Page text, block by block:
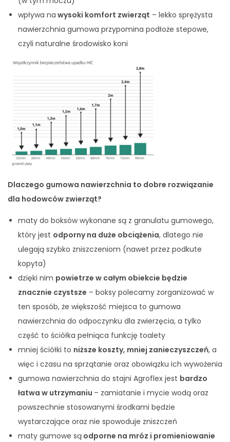
wpływa na wysoki komfort zwierząt – lekko sprężysta
nawierzchnia gumowa przypomina podłoże stepowe,
czyli naturalne środowisko koni
Dlaczego gumowa nawierzchnia to dobre rozwiązanie
dla hodowców zwierząt?
maty do boksów wykonane są z granulatu gumowego,
który jest odporny na duże obciążenia, dlatego nie
ulegają szybko zniszczeniom (nawet przez podkute
kopyta)
dzięki nim powietrze w całym obiekcie będzie
znacznie czystsze – boksy polecamy zorganizować w
ten sposób, że większość miejsca to gumowa
nawierzchnia do odpoczynku dla zwierzęcia, a tylko
część to ściółka pełniąca funkcję toalety
mniej ściółki to niższe koszty, mniej zanieczyszczeń, a
więc i czasu na sprzątanie oraz obowiązku ich wywożenia
gumowa nawierzchnia do stajni Agroflex jest bardzo
łatwa w utrzymaniu – zamiatanie i mycie wodą oraz
powszechnie stosowanymi środkami będzie
wystarczające oraz nie spowoduje zniszczeń
maty gumowe są odporne na mróz i promieniowanie